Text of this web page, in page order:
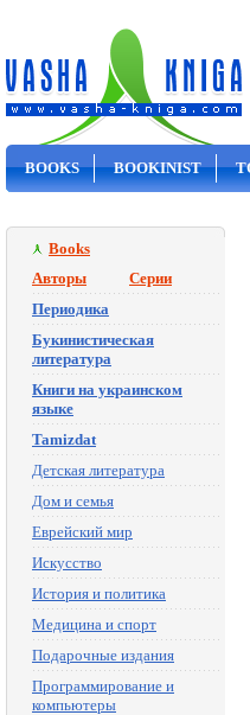
BOOKS BOOKINIST
Books
Авторы
Серии
Периодика
Букинистическая
литература
Книги на украинском
языке
Tamizdat
Детская литература
Дом и семья
Еврейский мир
Искусство
История и политика
Медицина и спорт
Подарочные издания
Программирование и
компьютеры